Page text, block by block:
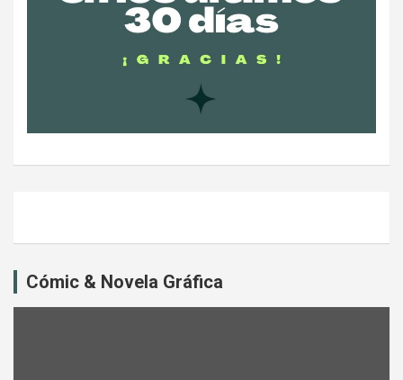
Cómic & Novela Gráfica